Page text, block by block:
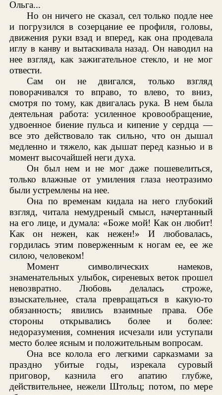
Ольга...
Но он ничего не сказал, сел только подле нее
и погрузился в созерцание ее профиля, головы,
движения руки взад и вперед, как она продевала
иглу в канву и вытаскивала назад. Он наводил на
нее взгляд, как зажигательное стекло, и не мог
отвести.
Сам он не двигался, только взгляд
поворачивался то вправо, то влево, то вниз,
смотря по тому, как двигалась рука. В нем была
деятельная работа: усиленное кровообращение,
удвоенное биение пульса и кипение у сердца —
все это действовало так сильно, что он дышал
медленно и тяжело, как дышат перед казнью и в
момент высочайшей неги духа.
Он был нем и не мог даже пошевелиться,
только влажные от умиления глаза неотразимо
были устремлены на нее.
Она по временам кидала на него глубокий
взгляд, читала немудреный смысл, начертанный
на его лице, и думала: «Боже мой! Как он любит!
Как он нежен, как нежен!» И любовалась,
гордилась этим поверженным к ногам ее, ее же
силою, человеком!
Момент символических намеков,
знаменательных улыбок, сиреневых веток прошел
невозвратно. Любовь делалась строже,
взыскательнее, стала превращаться в какую-то
обязанность; явились взаимные права. Обе
стороны открывались более и более:
недоразумения, сомнения исчезали или уступали
место более ясным и положительным вопросам.
Она все колола его легкими сарказмами за
праздно убитые годы, изрекала суровый
приговор, казнила его апатию глубже,
действительнее, нежели Штольц; потом, по мере